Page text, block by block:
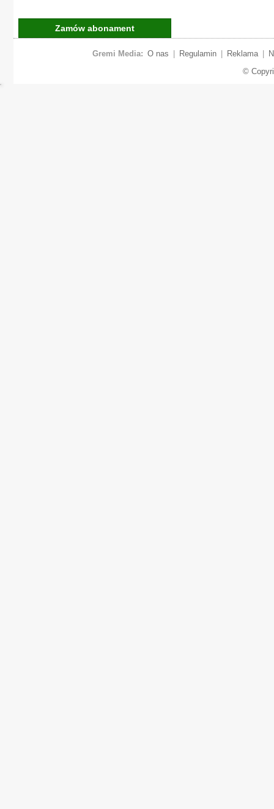
Zamów abonament
Gremi Media: O nas Regulamin Reklama
©